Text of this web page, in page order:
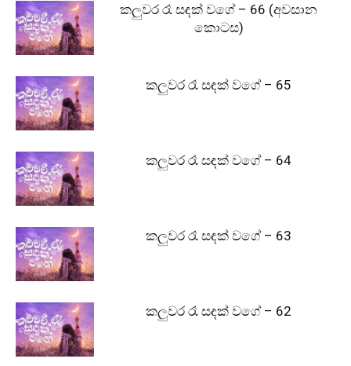
කලුවර රෑ සඳක් වගේ – 66 (අවසාන
කොටස)
කලුවර රෑ සඳක් වගේ – 65
කලුවර රෑ සඳක් වගේ – 64
කලුවර රෑ සඳක් වගේ – 63
කලුවර රෑ සඳක් වගේ – 62